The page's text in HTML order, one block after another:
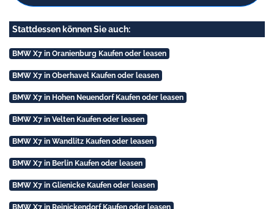
Stattdessen können Sie auch:
BMW X7 in Oranienburg Kaufen oder leasen
BMW X7 in Oberhavel Kaufen oder leasen
BMW X7 in Hohen Neuendorf Kaufen oder leasen
BMW X7 in Velten Kaufen oder leasen
BMW X7 in Wandlitz Kaufen oder leasen
BMW X7 in Berlin Kaufen oder leasen
BMW X7 in Glienicke Kaufen oder leasen
BMW X7 in Reinickendorf Kaufen oder leasen